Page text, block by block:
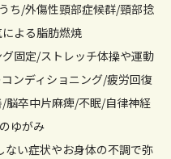
ち/外傷性頸部症候群/頸部捻
よる脂肪燃焼
固定/ストレッチ体操や運動
ンディショニング/疲労回復
脳卒中片麻痺/不眠/自律神経
ゆがみ
い症状やお身体の不調で弥